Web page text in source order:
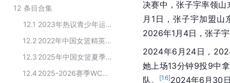
12 条目合集
12.1
2023年热议青少年运动员
12.2
2022年中国女篮精英人才外训选拔集训球员名单
12.3
2025年中国女篮夏季集训名单
12.4
2025-2026赛季WCBA全明星赛球员阵容
决赛中，张子宇率领
月1日，张子宇加盟山
2026年1月4日，张子
2024年6月24日，
她上场13分钟9投9中
队。
[16]2024年6月30